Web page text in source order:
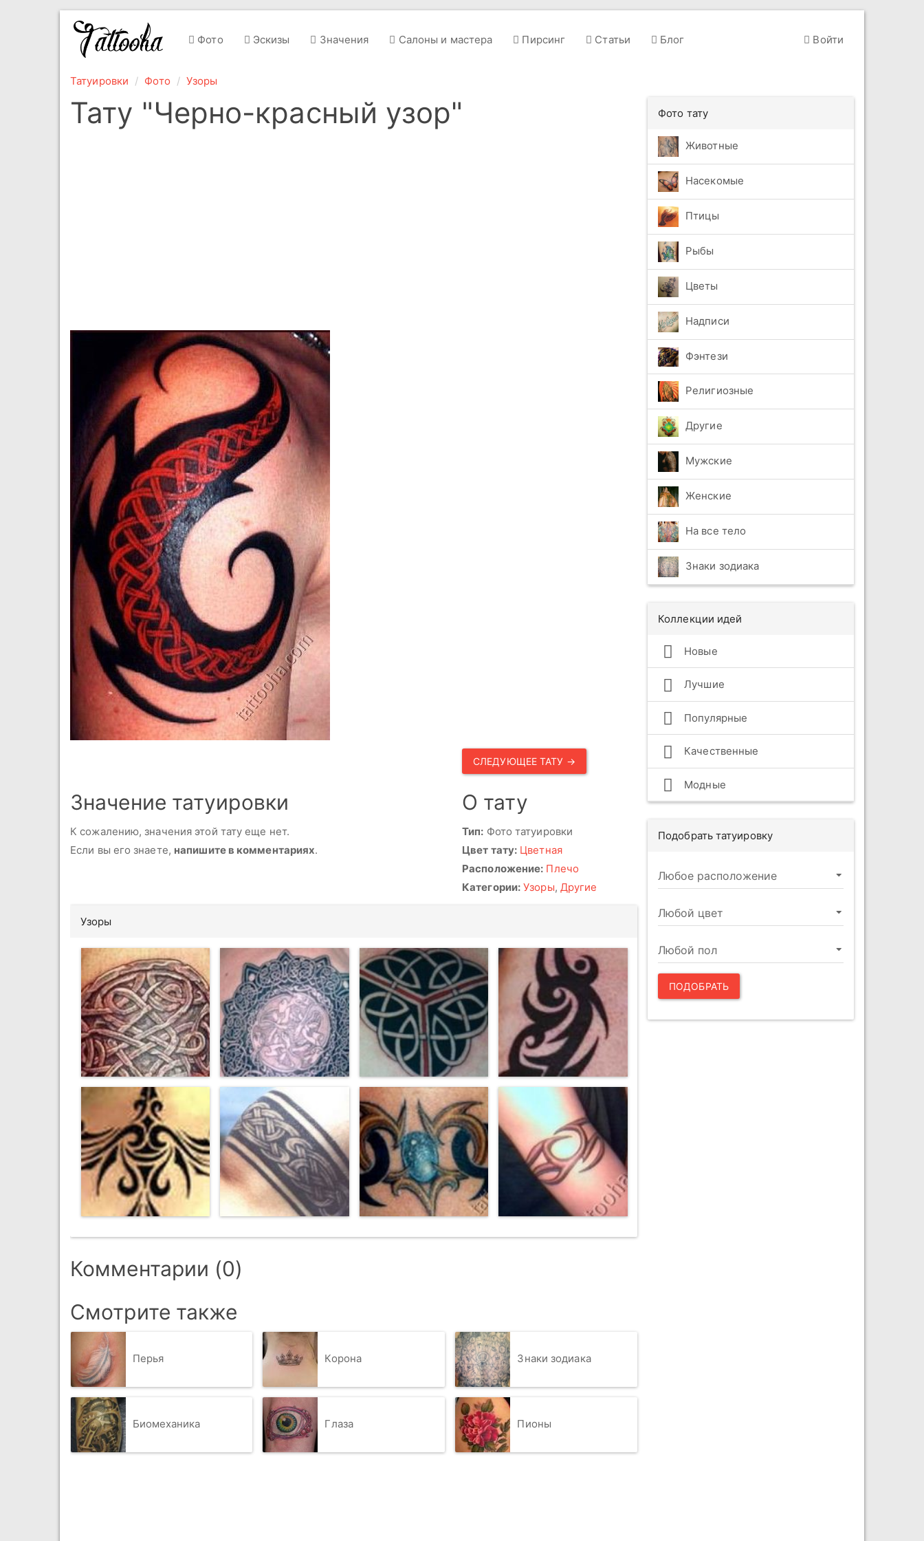
Фото Эскизы Значения Салоны и мастера Пирсинг Статьи Блог Войти
Татуировки Фото Узоры
Тату "Черно-красный узор"
СЛЕДУЮЩЕЕ ТАТУ →
Значение татуировки
К сожалению, значения этой тату еще нет.
Если вы его знаете, напишите в комментариях.
О тату
Тип: Фото татуировки
Цвет тату: Цветная
Расположение: Плечо
Категории: Узоры, Другие
Узоры
Комментарии (0)
Смотрите также
Перья Корона Знаки зодиака
Биомеханика Глаза Пионы
Фото тату
Животные
Насекомые
Птицы
Рыбы
Цветы
Надписи
Фэнтези
Религиозные
Другие
Мужские
Женские
На все тело
Знаки зодиака
Коллекции идей
Новые
Лучшие
Популярные
Качественные
Модные
Подобрать татуировку
ПОДОБРАТЬ